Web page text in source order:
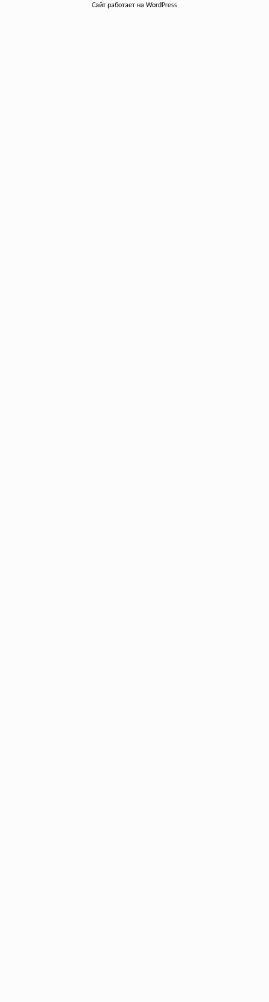
Сайт работает на WordPress